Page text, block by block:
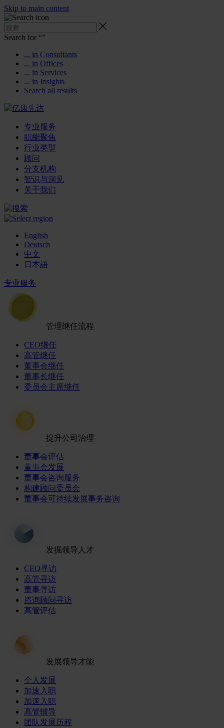
Skip to main content
Search for “”
... in Consultants
... in Offices
... in Services
... in Insights
Search all results
专业服务
职能聚焦
行业类型
顾问
分支机构
智识与洞见
关于我们
English
Deutsch
中文
日本語
专业服务
管理继任流程
CEO继任
高管继任
董事会继任
董事长继任
委员会主席继任
提升公司治理
董事会评估
董事会发展
董事会咨询服务
构建顾问委员会
董事会可持续发展事务咨询
发掘领导人才
CEO寻访
高管寻访
董事寻访
咨询顾问寻访
高管评估
发展领导才能
个人发展
加速入职
加速入职
高管辅导
团队发展历程